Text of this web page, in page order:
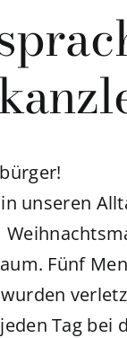
unseren
Fünf
Tag bei